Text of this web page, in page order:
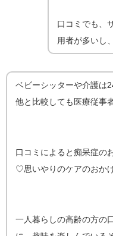
口コミでも、
用者が多いし
ベビーシッターや介護は
他と比較しても医療従事
口コミによると痴呆症の
♡思いやりのケアのおか
一人暮らしの高齢の方の